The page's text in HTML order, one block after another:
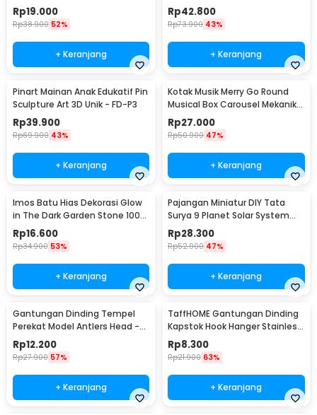
Stainless Steel Model T S -
LX013
Rp19.000
Rp38.900 52%
+ Keranjang
Stainless Steel Model T L -
LX013
Rp42.800
Rp73.900 43%
+ Keranjang
Pinart Mainan Anak Edukatif Pin
Sculpture Art 3D Unik - FD-P3
Rp39.900
Rp69.900 43%
+ Keranjang
Kotak Musik Merry Go Round
Musical Box Carousel Mekanikal
- HD-Y02
Rp27.000
Rp50.900 47%
+ Keranjang
Imos Batu Hias Dekorasi Glow
in The Dark Garden Stone 100
PCS - HC0043
Rp16.600
Rp34.900 53%
+ Keranjang
Pajangan Miniatur DIY Tata
Surya 9 Planet Solar System
Planetary - 2135
Rp28.300
Rp52.900 47%
+ Keranjang
Gantungan Dinding Tempel
Perekat Model Antlers Head -
MU03
Rp12.200
Rp27.900 57%
+ Keranjang
TaffHOME Gantungan Dinding
Kapstok Hook Hanger Stainless
Steel 201 - MT11
Rp8.300
Rp21.900 63%
+ Keranjang